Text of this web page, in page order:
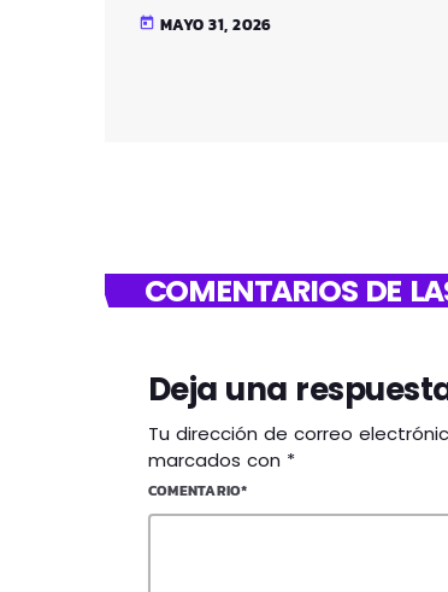
today MAYO 31, 2026
COMENTARIOS DE
Deja una
Tu dirección de correo
marcados con *
COMENTARIO*